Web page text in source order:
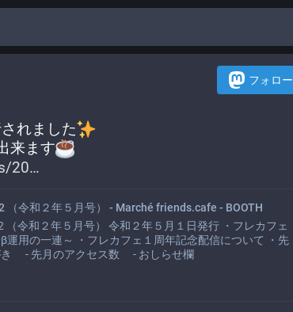
フォロー
れました
来ます
20
（令和２年５月号） - Marché friends.cafe - BOOTH
（令和２年５月号） 令和２年５月１日発行 ・フレカフェ
用の一連～ ・フレカフェ１周年記念配信について ・先
き - 先月のアクセス数 - おしらせ欄